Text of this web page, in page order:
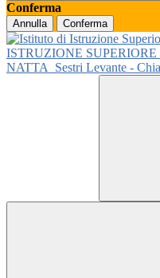
Conferma
Annulla Conferma
ISTRUZIONE SUPERIORE
NATTA
Sestri Levante -